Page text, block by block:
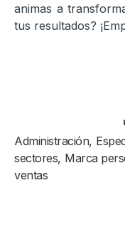
animas a
tus resultados?
Administración,
sectores, Marca
ventas